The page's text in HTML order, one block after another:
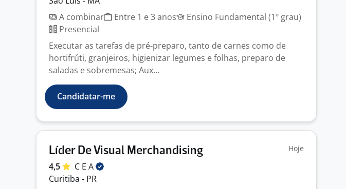
A combinar
Entre 1 e 3 anos
Ensino Fundamental (1º grau)
Presencial
Executar as tarefas de pré-preparo, tanto de carnes como de
hortifrúti, granjeiros, higienizar legumes e folhas, preparo de
saladas e sobremesas; Aux...
Candidatar-me
Líder De Visual Merchandising Hoje
4,5 C E A
Curitiba - PR